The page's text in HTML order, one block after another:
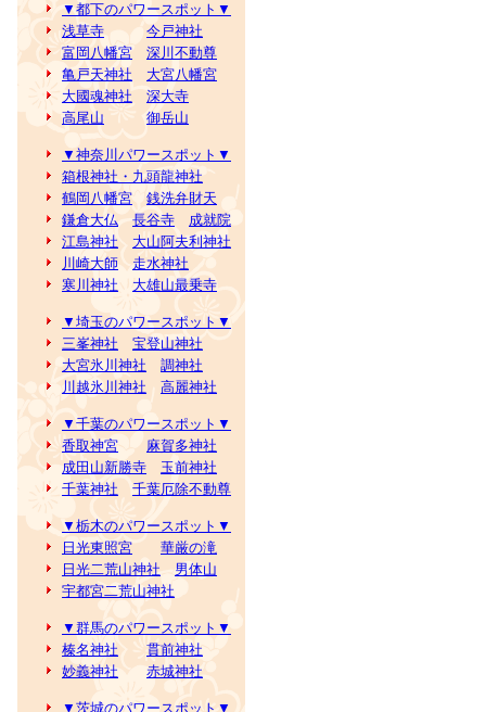
▼都下のパワースポット▼
浅草寺
今戸神社
富岡八幡宮
深川不動尊
亀戸天神社
大宮八幡宮
大國魂神社
深大寺
高尾山
御岳山
▼神奈川パワースポット▼
箱根神社・九頭龍神社
鶴岡八幡宮
銭洗弁財天
鎌倉大仏
長谷寺
成就院
江島神社
大山阿夫利神社
川崎大師
走水神社
寒川神社
大雄山最乗寺
▼埼玉のパワースポット▼
三峯神社
宝登山神社
大宮氷川神社
調神社
川越氷川神社
高麗神社
▼千葉のパワースポット▼
香取神宮
麻賀多神社
成田山新勝寺
玉前神社
千葉神社
千葉厄除不動尊
▼栃木のパワースポット▼
日光東照宮
華厳の滝
日光二荒山神社
男体山
宇都宮二荒山神社
▼群馬のパワースポット▼
榛名神社
貫前神社
妙義神社
赤城神社
▼茨城のパワースポット▼